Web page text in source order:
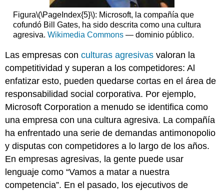
Figura\(\PageIndex{5}\): Microsoft, la compañía que
cofundó Bill Gates, ha sido descrita como una cultura
agresiva. Wikimedia Commons— dominio público.
Las empresas conculturas agresivas valoran la
competitividad y superan a los competidores: Al
enfatizar esto, pueden quedarse cortas en el área de
responsabilidad social corporativa. Por ejemplo,
Microsoft Corporation a menudo se identifica como
una empresa con una cultura agresiva. La compañía
ha enfrentado una serie de demandas antimonopolio
y disputas con competidores a lo largo de los años.
En empresas agresivas, la gente puede usar
lenguaje como “Vamos a matar a nuestra
competencia”. En el pasado, los ejecutivos de